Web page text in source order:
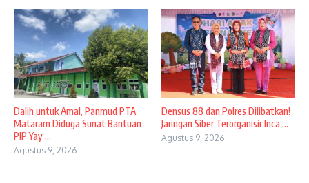
Dalih untuk Amal, Panmud PTA
Mataram Diduga Sunat Bantuan
PIP Yay ...
Agustus 9, 2026
Densus 88 dan Polres Dilibatkan!
Jaringan Siber Terorganisir Inca ...
Agustus 9, 2026